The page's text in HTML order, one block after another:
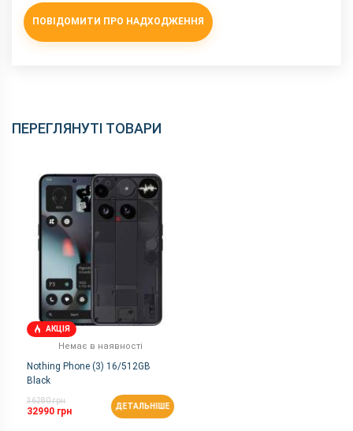
Інтерфейсний роз'єм Type-C
Аудіороз'єм
ПОВІДОМИТИ ПРО НАДХОДЖЕННЯ
ПЕРЕГЛЯНУТІ ТОВАРИ
АКЦІЯ
Немає в наявності
Nothing Phone (3) 16/512GB
Black
36280 грн
32990 грн ДЕТАЛЬНІШЕ